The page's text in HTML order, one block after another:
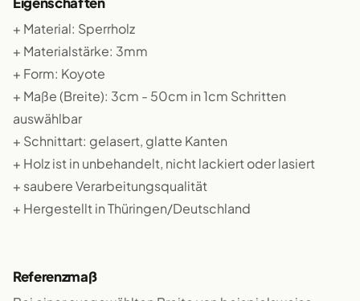
+ Material: Sperrholz
+ Materialstärke: 3mm
+ Form: Koyote
+ Maße (Breite): 3cm - 50cm in 1cm Schritten
auswählbar
+ Schnittart: gelasert, glatte Kanten
+ Holz ist in unbehandelt, nicht lackiert oder lasiert
+ saubere Verarbeitungsqualität
+ Hergestellt in Thüringen/Deutschland
Referenzmaß